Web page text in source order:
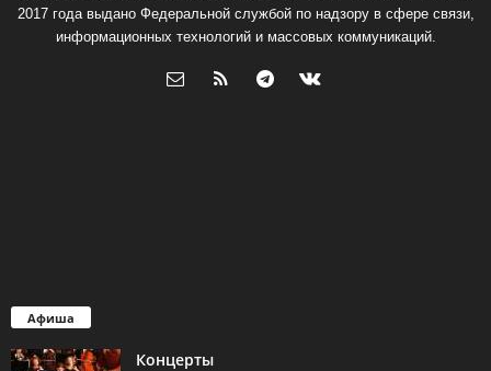
2017 года выдано Федеральной службой по надзору в сфере связи,
информационных технологий и массовых коммуникаций.
Афиша
Концерты